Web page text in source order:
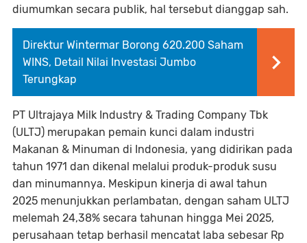
diumumkan secara publik, hal tersebut dianggap sah.
Direktur Wintermar Borong 620.200 Saham
WINS, Detail Nilai Investasi Jumbo
Terungkap
PT Ultrajaya Milk Industry & Trading Company Tbk
(ULTJ) merupakan pemain kunci dalam industri
Makanan & Minuman di Indonesia, yang didirikan pada
tahun 1971 dan dikenal melalui produk-produk susu
dan minumannya. Meskipun kinerja di awal tahun
2025 menunjukkan perlambatan, dengan saham ULTJ
melemah 24,38% secara tahunan hingga Mei 2025,
perusahaan tetap berhasil mencatat laba sebesar Rp